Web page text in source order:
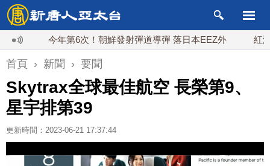
今年第6次！朝鮮發射彈道導彈 落日本EEZ外 紅海戰
首頁 › 新聞 › 要聞
Skytrax全球最佳航空 長榮第9、
星宇排第39
更新時間：2023-06-21 17:37:44